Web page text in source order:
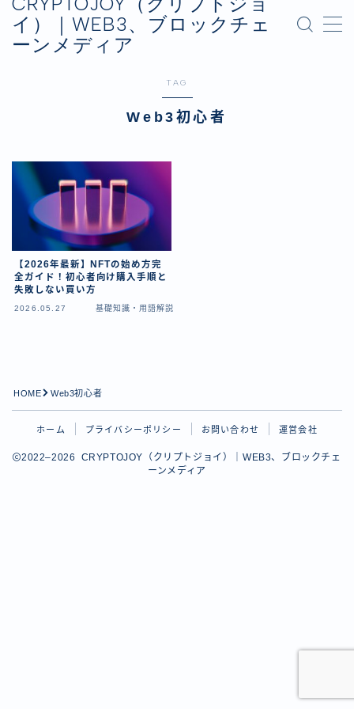
イ）｜WEB3、ブロックチェ
ーンメディア
MENU
TAG
Web3初心者
【2026年最新】NFTの始め方完
全ガイド！初心者向け購入手順と
失敗しない買い方
2026.05.27 基礎知識・用語解説
HOME Web3初心者
ホーム プライバシーポリシー お問い合わせ 運営会社
2022–2026 CRYPTOJOY（クリプトジョイ）｜WEB3、ブロックチェ
ーンメディア